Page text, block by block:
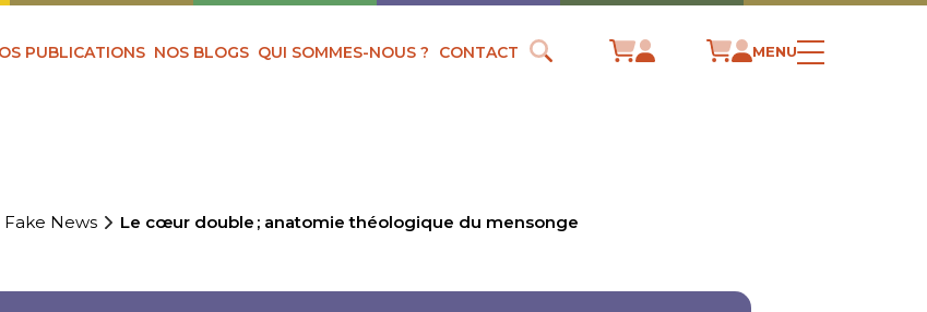
PUBLICATIONS NOS BLOGS QUI SOMMES-NOUS ? CONTACT MENU
Fake News Le cœur double ; anatomie théologique du mensonge